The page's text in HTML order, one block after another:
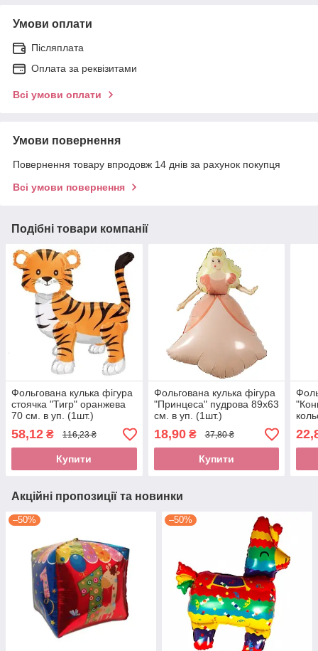
Умови оплати
Післяплата
Оплата за реквізитами
Всі умови оплати
Умови повернення
Повернення товару впродовж 14 днів за рахунок покупця
Всі умови повернення
Подібні товари компанії
Фольгована кулька фігура
стоячка "Тигр" оранжева
70 см. в уп. (1шт.)
58,12 ₴ 116,23 ₴
Купити
Фольгована кулька фігура
"Принцеса" пудрова 89х63
см. в уп. (1шт.)
18,90₴ 37,80 ₴
Купити
Акційні пропозиції та новинки
–50% –50%